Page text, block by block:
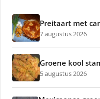
Preitaart met
7 augustus 2026
Groene kool
5 augustus 2026